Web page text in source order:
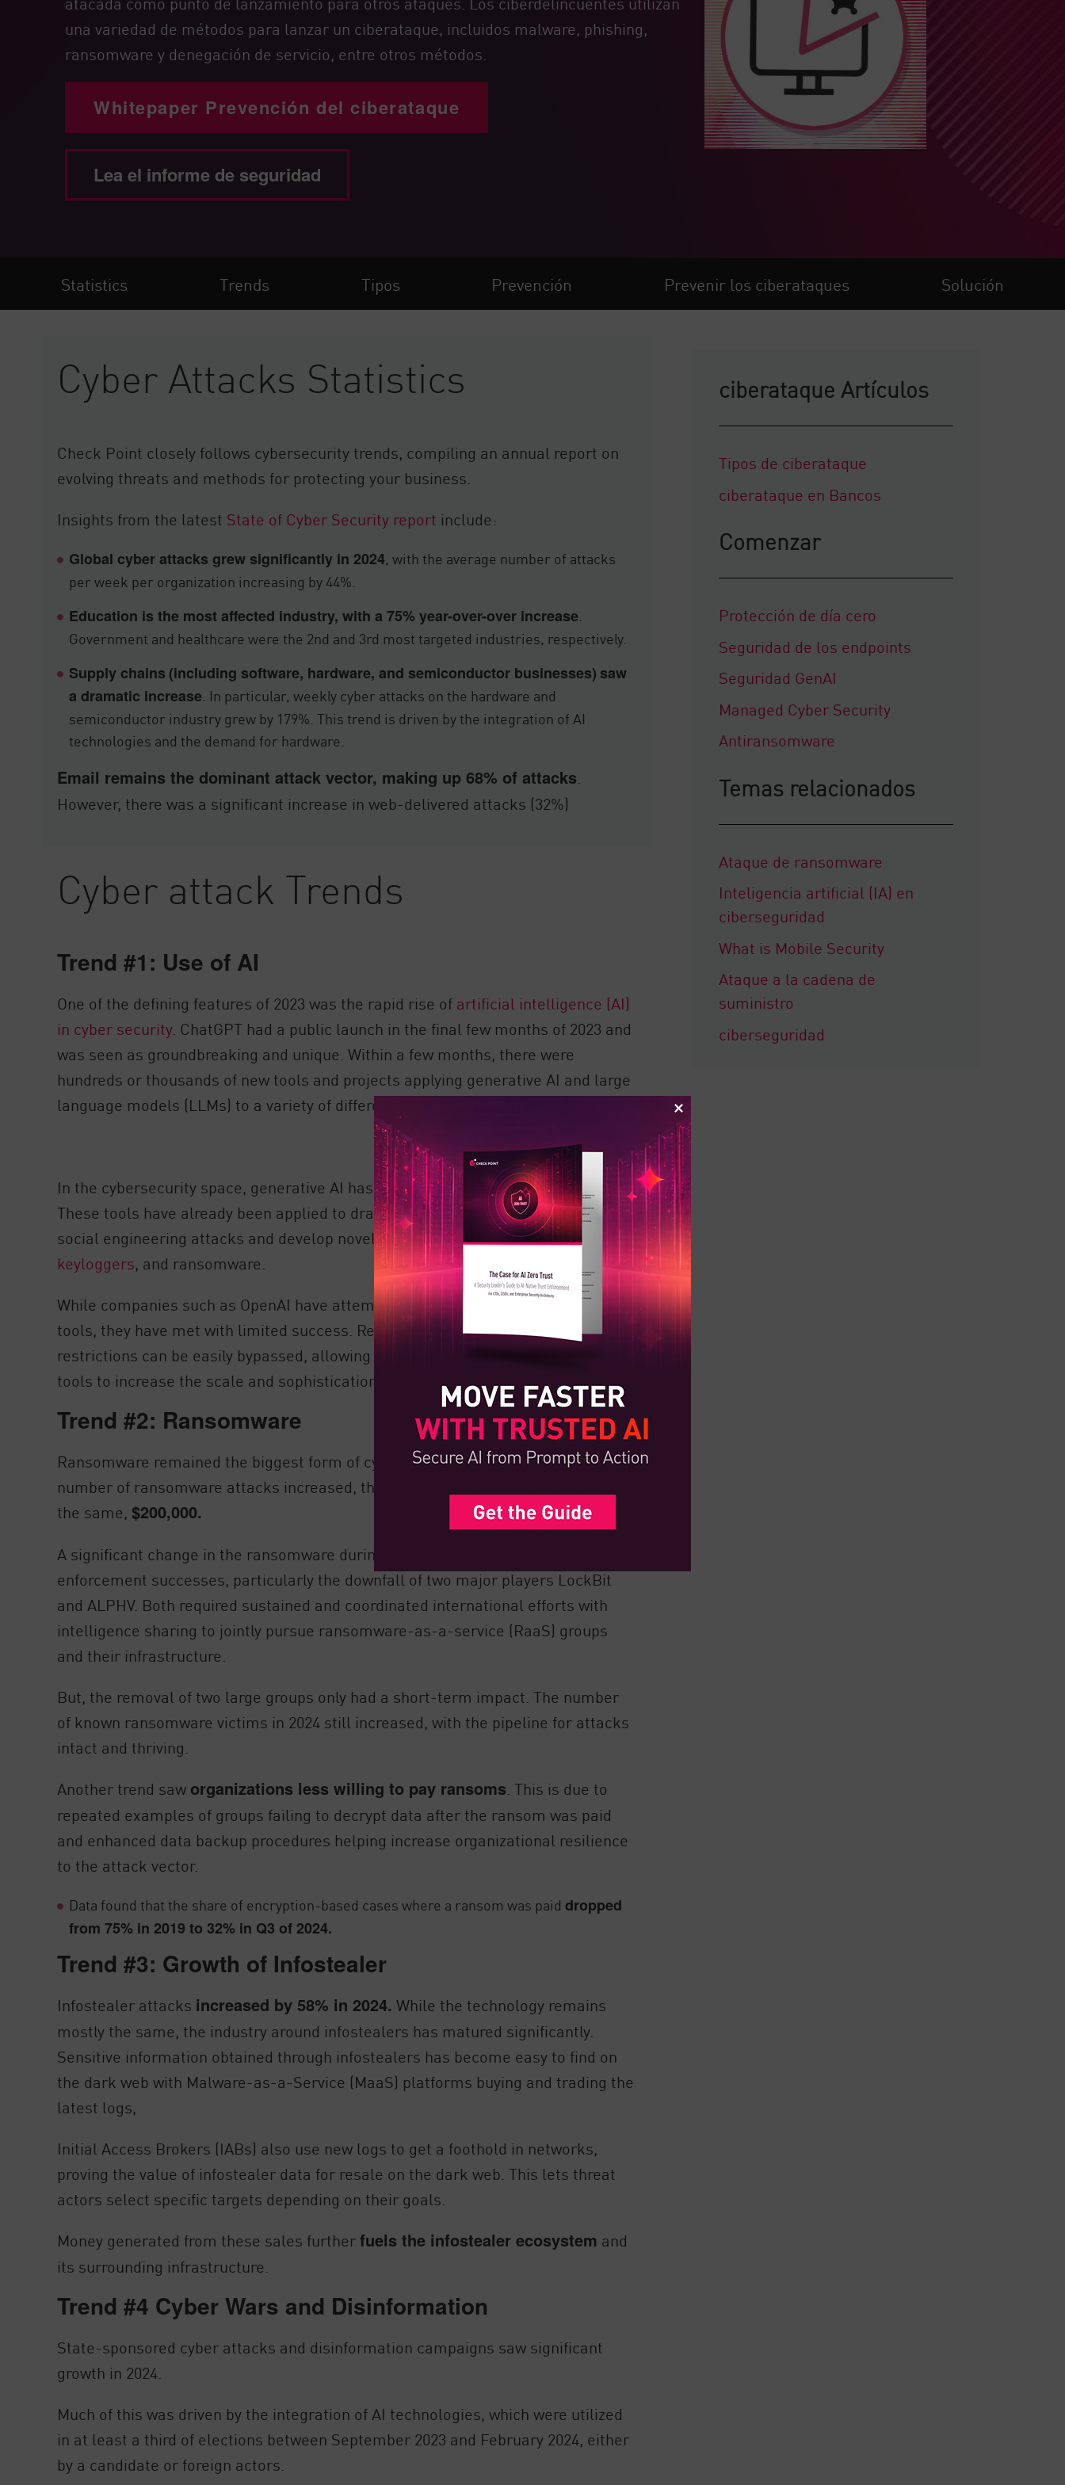
Endpoint
Navegar
SaaS
Exposure Prioritization
Cyber Asset Attack Surface Management
AI Agent Security
una variedad de métodos para lanzar un ciberataque, incluidos malware, phishing,
ransomware y denegación de servicio, entre otros métodos.
Whitepaper Prevención del ciberataque
Lea el informe de seguridad
Statistics Trends Tipos Prevención Prevenir los ciberataques Solución
Cyber Attacks Statistics
Check Point closely follows cybersecurity trends, compiling an annual report on
evolving threats and methods for protecting your business.
Insights from the latest State of Cyber Security report include:
Global cyber attacks grew significantly in 2024, with the average number of attacks
per week per organization increasing by 44%.
Education is the most affected industry, with a 75% year-over-over increase.
Government and healthcare were the 2nd and 3rd most targeted industries, respectively.
Supply chains (including software, hardware, and semiconductor businesses) saw
a dramatic increase. In particular, weekly cyber attacks on the hardware and
semiconductor industry grew by 179%. This trend is driven by the integration of AI
technologies and the demand for hardware.
Email remains the dominant attack vector, making up 68% of attacks
However, there was a significant increase in web-delivered attacks (32%)
Cyber attack Trends
Trend #1: Use of AI
One of the defining features of 2023 was the rapid rise of artificial intelligence (AI)
in cyber security. ChatGPT had a public launch in the final few months of 2023 and
was seen as groundbreaking and unique. Within a few months, there were
hundreds or thousands of new tools and projects applying generative AI and large
language models (LLMs) to a variety of different tasks.
In the cybersecurity space, generative AI has numerous potential applications.
These tools have already been applied to dramatically increase the quality of
social engineering attacks and develop novel malware, including infostealers,
keyloggers, and ransomware.
While companies such as OpenAI have attempted to build defenses into their
tools, they have met with limited success. Research has demonstrated that these
restrictions can be easily bypassed, allowing cybercriminals to leverage these
tools to increase the scale and sophistication of their attacks.
Trend #2: Ransomware
Ransomware remained the biggest form of cyber attack in 2024. While the
number of ransomware attacks increased, the median payment remained roughly
the same, $200,000.
A significant change in the ransomware during 2024 was some key law
enforcement successes, particularly the downfall of two major players LockBit
and ALPHV. Both required sustained and coordinated international efforts with
intelligence sharing to jointly pursue ransomware-as-a-service (RaaS) groups
and their infrastructure.
But, the removal of two large groups only had a short-term impact. The number
of known ransomware victims in 2024 still increased, with the pipeline for attacks
intact and thriving.
Another trend saw organizations less willing to pay ransoms . This is due to
repeated examples of groups failing to decrypt data after the ransom was paid
and enhanced data backup procedures helping increase organizational resilience
to the attack vector.
Data found that the share of encryption-based cases where a ransom was paiddropped
from 75% in 2019 to 32% in Q3 of 2024.
Trend #3: Growth of Infostealer
Infostealer attacks increased by 58% in 2024. While the technology remains
mostly the same, the industry around infostealers has matured significantly.
Sensitive information obtained through infostealers has become easy to find on
the dark web with Malware-as-a-Service (MaaS) platforms buying and trading the
latest logs,
Initial Access Brokers (IABs) also use new logs to get a foothold in networks,
proving the value of infostealer data for resale on the dark web. This lets threat
actors select specific targets depending on their goals.
Money generated from these sales furtherfuels the infostealer ecosystem and
its surrounding infrastructure.
Trend #4 Cyber Wars and Disinformation
State-sponsored cyber attacks and disinformation campaigns saw significant
growth in 2024.
Much of this was driven by the integration of AI technologies, which were utilized
in at least a third of elections between September 2023 and February 2024, either
by a candidate or foreign actors.
ciberataque Artículos
Tipos de ciberataque
ciberataque en Bancos
Comenzar
Protección de día cero
Seguridad de los endpoints
Seguridad GenAI
Managed Cyber Security
Antiransomware
Temas relacionados
Ataque de ransomware
Inteligencia artificial (IA) en
ciberseguridad
What is Mobile Security
Ataque a la cadena de
suministro
ciberseguridad